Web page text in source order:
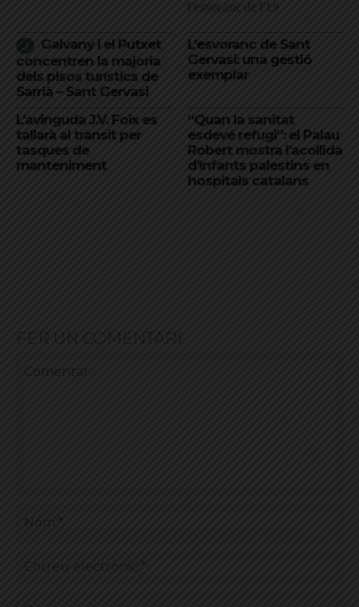
l'esvoranc de l'L9
Galvany i el Putxet
concentren la majoria
dels pisos turístics de
Sarrià – Sant Gervasi
L’esvoranc de Sant
Gervasi: una gestió
exemplar
L’avinguda J.V. Foix es
tallarà al trànsit per
tasques de
manteniment
“Quan la sanitat
esdevé refugi”: el Palau
Robert mostra l’acollida
d’infants palestins en
hospitals catalans
FER UN COMENTARI